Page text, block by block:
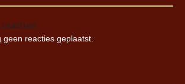
reacties!
geen reacties geplaatst.